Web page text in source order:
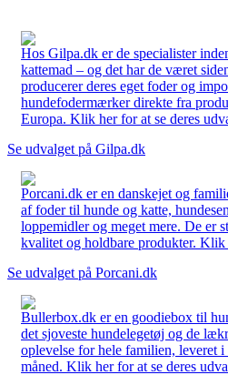
Hos Gilpa.dk er de specialister
kattemad – og det har de været
producerer deres eget foder og
hundefodermærker direkte fra
Europa. Klik her for at se deres
Se udvalget på Gilpa.dk
Porcani.dk er en danskejet og
af foder til hunde og katte,
loppemidler og meget mere. De er
kvalitet og holdbare produkter. Klik
Se udvalget på Porcani.dk
Bullerbox.dk er en goodiebox til
det sjoveste hundelegetøj og de
oplevelse for hele familien, leveret
måned. Klik her for at se deres